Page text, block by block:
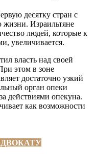
десятку стран с
Израильтяне
людей, которые к
увеличивается.
власть над своей
этом в зоне
достаточно узкий
орган опеки
действиями опекуна.
как возможности